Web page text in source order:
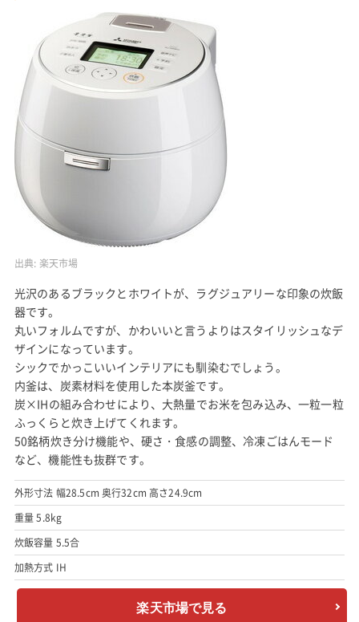
出典: 楽天市場
光沢のあるブラックとホワイトが、ラグジュアリーな印象の炊飯
器です。
丸いフォルムですが、かわいいと言うよりはスタイリッシュなデ
ザインになっています。
シックでかっこいいインテリアにも馴染むでしょう。
内釜は、炭素材料を使用した本炭釜です。
炭×IHの組み合わせにより、大熱量でお米を包み込み、一粒一粒
ふっくらと炊き上げてくれます。
50銘柄炊き分け機能や、硬さ・食感の調整、冷凍ごはんモード
など、機能性も抜群です。
外形寸法 幅28.5cm 奥行32cm 高さ24.9cm
重量 5.8kg
炊飯容量 5.5合
加熱方式 IH
楽天市場で見る